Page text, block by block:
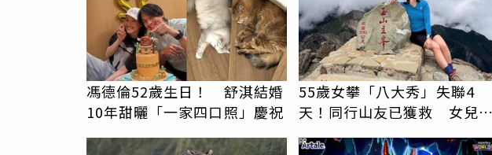
馮德倫52歲生日！ 舒淇結婚
10年甜曬「一家四口照」慶祝
55歲女攀「八大秀」失聯4
天！同行山友已獲救 女兒急
PR